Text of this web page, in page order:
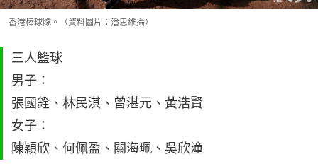
香港棒球隊。（資料圖片；潘思維攝）
三人籃球
男子：
張國銓、林民淇、曾湛元、黃浩賢
女子：
陳穎欣、何佩盈、關海珮、吳欣潼